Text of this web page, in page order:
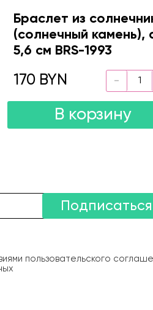
Браслет из
(солнечный камень),
5,6 см BRS-1993
170 BYN
В корзину
Подписаться
пользовательского